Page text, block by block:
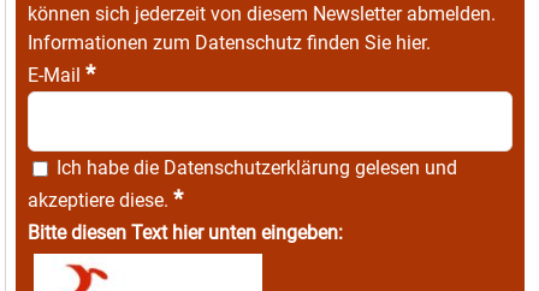
können sich jederzeit von diesem Newsletter abmelden.
Informationen zum Datenschutz finden Sie hier.
E-Mail *
Ich habe die Datenschutzerklärung gelesen und
akzeptiere diese. *
Bitte diesen Text hier unten eingeben: